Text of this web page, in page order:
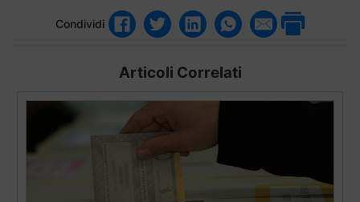
Condividi
Articoli Correlati